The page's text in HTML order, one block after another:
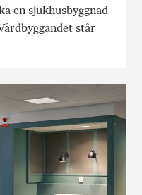
en sjukhusbyggnad
står